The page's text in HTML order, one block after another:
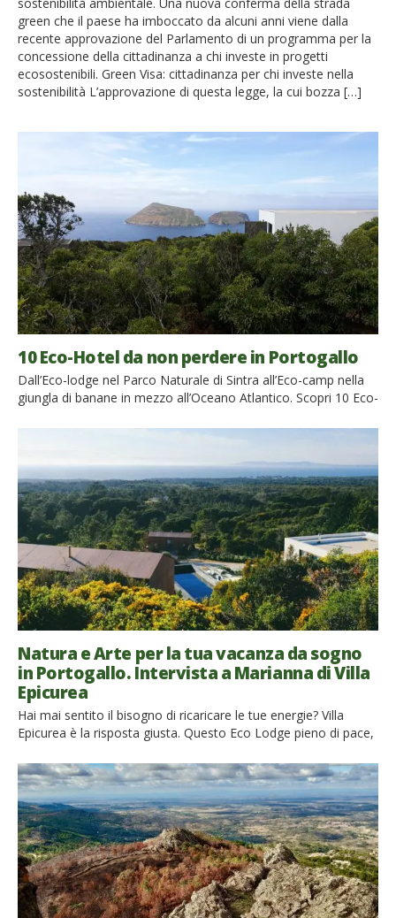
green che il paese ha imboccato da alcuni anni viene dalla
recente approvazione del Parlamento di un programma per la
concessione della cittadinanza a chi investe in progetti
ecosostenibili. Green Visa: cittadinanza per chi investe nella
sostenibilità L’approvazione di questa legge, la cui bozza […]
10 Eco-Hotel da non perdere in Portogallo
Dall’Eco-lodge nel Parco Naturale di Sintra all’Eco-camp nella
giungla di banane in mezzo all’Oceano Atlantico. Scopri 10 Eco-
Crusoe che è in te e viaggia prendendoti cura dell’ambiente e
che non conosci e torna a […]
Natura e Arte per la tua vacanza da sogno
in Portogallo. Intervista a Marianna di Villa
Epicurea
Hai mai sentito il bisogno di ricaricare le tue energie? Villa
Epicurea è la risposta giusta. Questo Eco Lodge pieno di pace,
perfetta per la tua vacanza green! Qui non sarai contaminato
dalla civiltà, potrai goderti la sensazione di fare delle belle
passeggiate e perderti nella natura. […]